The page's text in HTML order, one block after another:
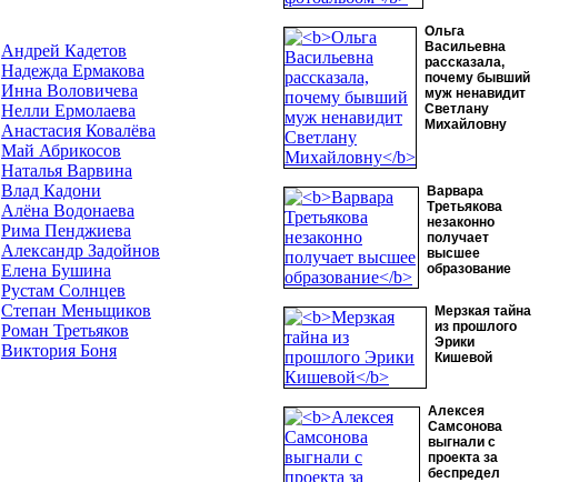
Ольга
Васильевна
рассказала,
почему бывший
муж ненавидит
Светлану
Михайловну
Варвара
Третьякова
незаконно
получает
высшее
образование
Мерзкая тайна
из прошлого
Эрики
Кишевой
Алексея
Самсонова
выгнали с
проекта за
беспредел
Андрей Кадетов
Надежда Ермакова
Инна Воловичева
Нелли Ермолаева
Анастасия Ковалёва
Май Абрикосов
Наталья Варвина
Влад Кадони
Алёна Водонаева
Рима Пенджиева
Александр Задойнов
Елена Бушина
Рустам Солнцев
Степан Меньщиков
Роман Третьяков
Виктория Боня